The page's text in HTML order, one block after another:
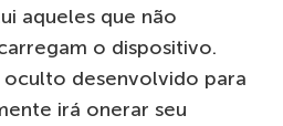
aqueles que não
o dispositivo.
oculto desenvolvido para
irá onerar seu